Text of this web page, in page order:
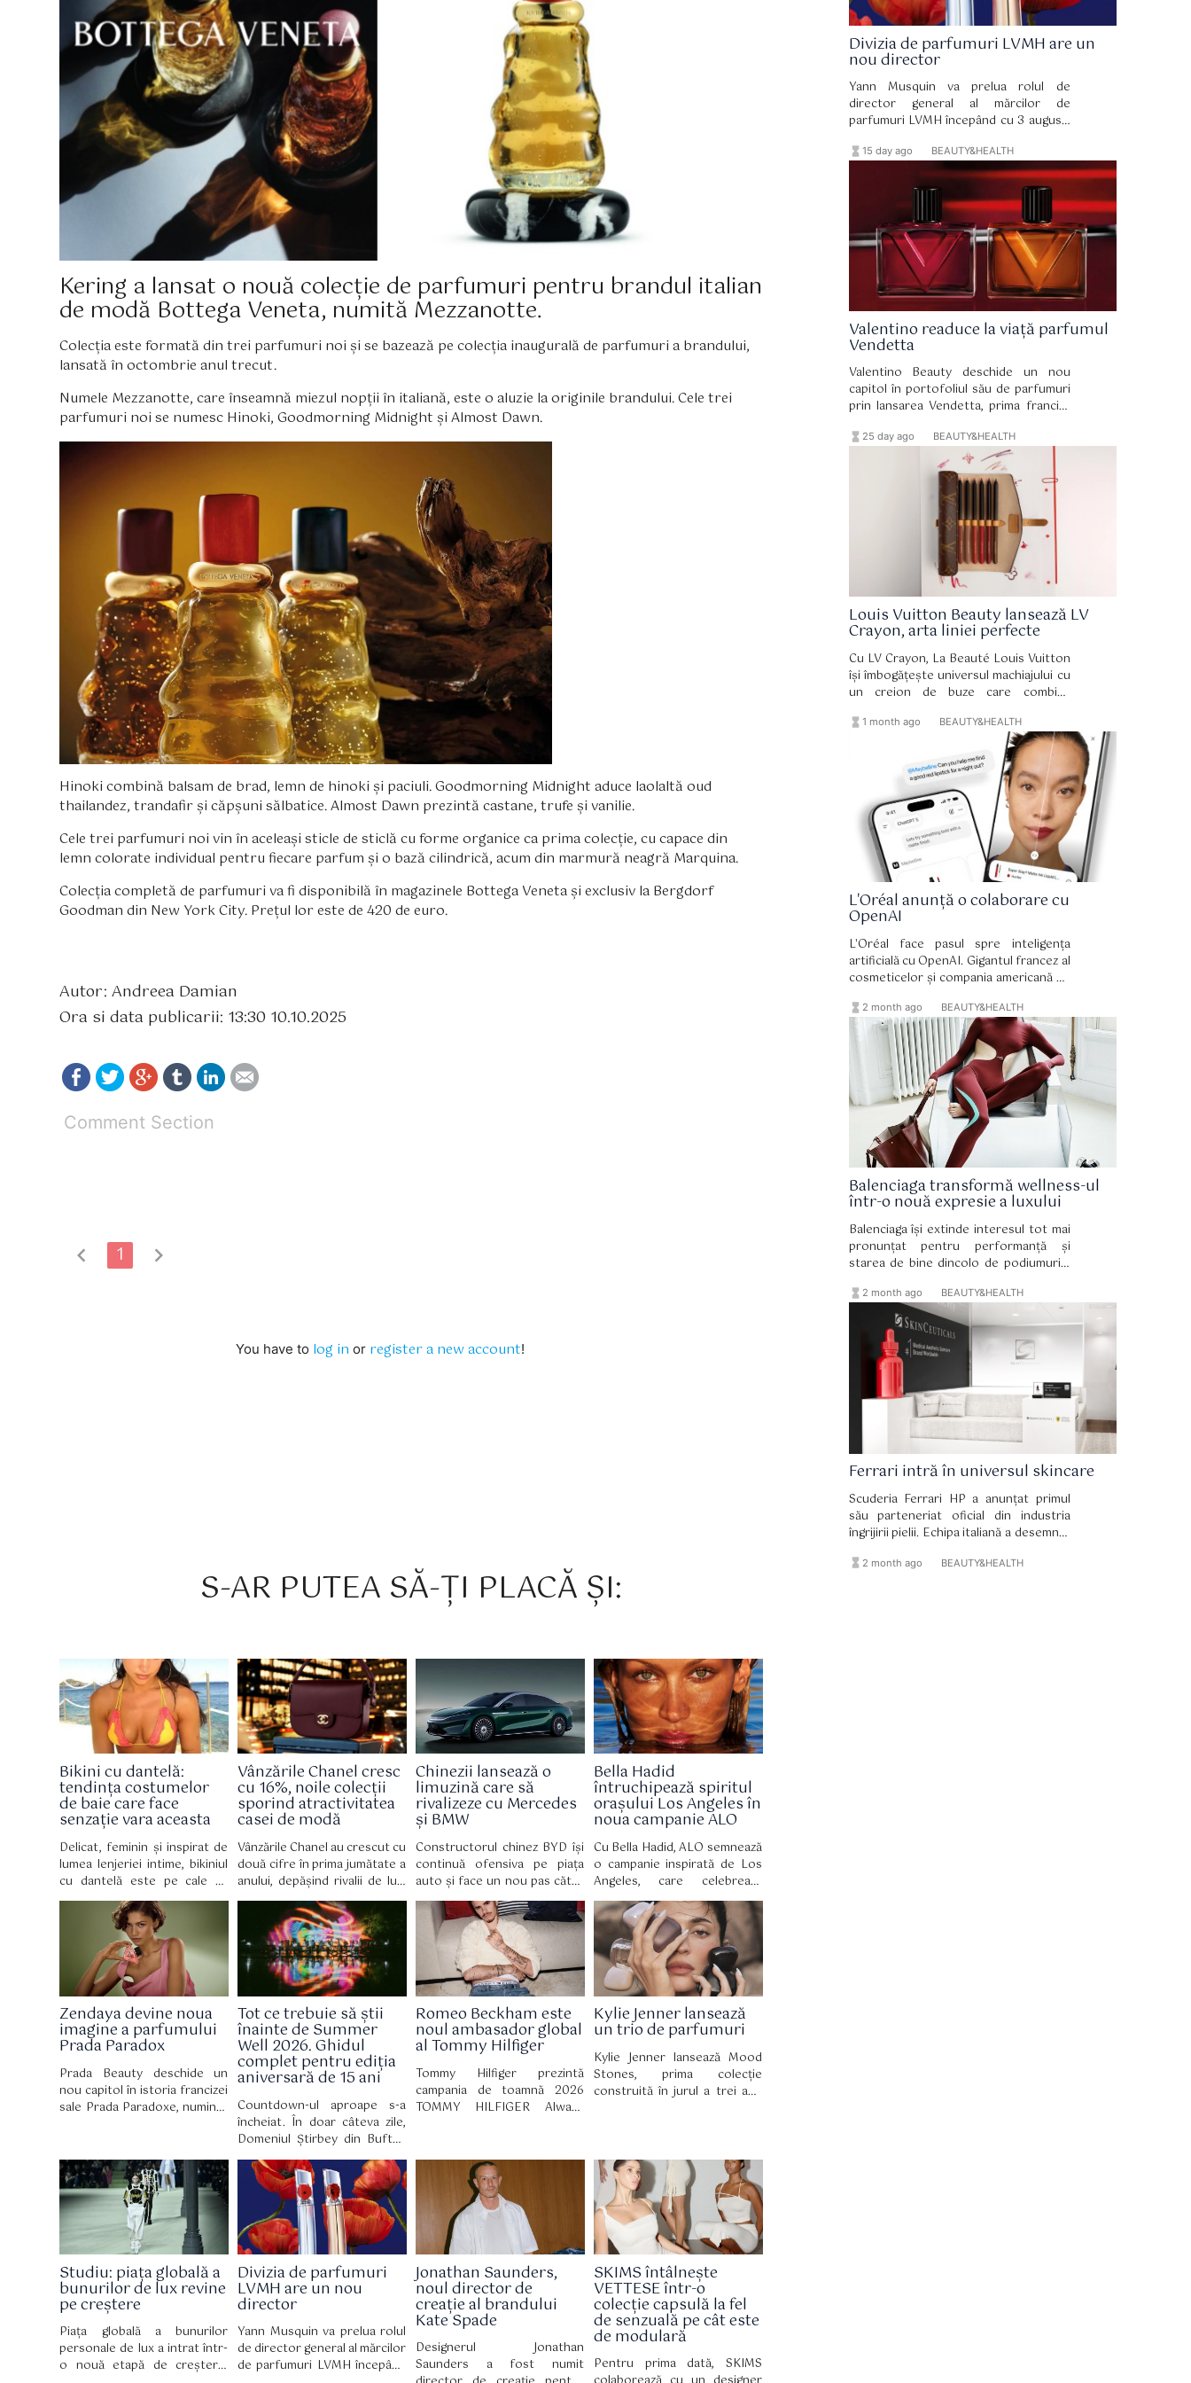
Kering a lansat o nouă colecție de parfumuri pentru brandul italian
de modă Bottega Veneta, numită Mezzanotte.
Colecția este formată din trei parfumuri noi și se bazează pe colecția inaugurală de parfumuri a brandului,
lansată în octombrie anul trecut.
Numele Mezzanotte, care înseamnă miezul nopții în italiană, este o aluzie la originile brandului. Cele trei
parfumuri noi se numesc Hinoki, Goodmorning Midnight și Almost Dawn.
Hinoki combină balsam de brad, lemn de hinoki și paciuli. Goodmorning Midnight aduce laolaltă oud
thailandez, trandafir și căpșuni sălbatice. Almost Dawn prezintă castane, trufe și vanilie.
Cele trei parfumuri noi vin în aceleași sticle de sticlă cu forme organice ca prima colecție, cu capace din
lemn colorate individual pentru fiecare parfum și o bază cilindrică, acum din marmură neagră Marquina.
Colecția completă de parfumuri va fi disponibilă în magazinele Bottega Veneta și exclusiv la Bergdorf
Goodman din New York City. Prețul lor este de 420 de euro.
Autor: Andreea Damian
Ora si data publicarii: 13:30 10.10.2025
Comment Section
chevron_left 1 chevron_right
You have to log in or register a new account!
S-AR PUTEA SĂ-ȚI PLACĂ ȘI:
Bikini cu dantelă:
tendința costumelor
de baie care face
senzație vara aceasta
Delicat, feminin și inspirat de
lumea lenjeriei intime, bikiniul
cu dantelă este pe cale să
devină piesa vestimentară
obligatorie a verii 2026,
reinventând costumul de baie
cu o eleganță retro irezistibilă.
Vânzările Chanel cresc
cu 16%, noile colecții
sporind atractivitatea
casei de modă
Vânzările Chanel au crescut cu
două cifre în prima jumătate a
anului, depășind rivalii de lux,
inclusiv LVMH, deoarece
cumpărătorii bogați au
cheltuit o grămadă de bani pe
noile creații de modă ale
designerului Matthieu Blazy.
Chinezii lansează o
limuzină care să
rivalizeze cu Mercedes
și BMW
Constructorul chinez BYD își
continuă ofensiva pe piața
auto și face un nou pas către
segmentul premium, odată cu
lansarea modelului Da Han, o
limuzină electrică de mari
dimensiuni care țintește
direct rivali consacrați precum
Mercedes S-Class, Mercedes
EQS și BMW Seria 7.
Bella Hadid
întruchipează spiritul
orașului Los Angeles în
noua campanie ALO
Cu Bella Hadid, ALO semnează
o campanie inspirată de Los
Angeles, care celebrează
bunăstarea autentică, bazată
pe echilibru, mișcare și
acceptare de sine.
Zendaya devine noua
imagine a parfumului
Prada Paradox
Prada Beauty deschide un
nou capitol în istoria francizei
sale Prada Paradoxe, numind-
simplu parteneriat, această
colaborare celebrează o
personalitate multifațetată,
perfect aliniată cu lumea casei
de modă italiene, însoțind
totodată lansarea parfumului
Prada Paradoxe Sweet
Chemistry Eau de Parfum, o
nouă creație olfactivă cu o
semnătură fructată și florală.
Tot ce trebuie să știi
înainte de Summer
Well 2026. Ghidul
complet pentru ediția
aniversară de 15 ani
Countdown-ul aproape s-a
încheiat. În doar câteva zile,
Domeniul Știrbey din Buftea
devine din nou locul în care
zeci de mii de oameni vin
pentru trei zile de muzică,
artă, nopți lungi și experiențe
care definesc vara. La 15 ani
de la prima ediție, Summer
Well revine cu un line-up
eclectic și un univers
construit în jurul culturii
contemporane.
Romeo Beckham este
noul ambasador global
al Tommy Hilfiger
Tommy Hilfiger prezintă
campania de toamnă 2026
TOMMY HILFIGER Always
filmată în cadrul hotelului The
Mark, unde stilul newyorkez și
influența culturală se
întâlnesc.
Kylie Jenner lansează
un trio de parfumuri
Kylie Jenner lansează Mood
Stones, prima colecție
construită în jurul a trei ape
Cosmetics, iar din 2 august
este disponibilă și în
magazinele partenerilor..
Studiu: piața globală a
bunurilor de lux revine
pe creștere
Piața globală a bunurilor
personale de lux a intrat într-
o nouă etapă de creștere,
Divizia de parfumuri
LVMH are un nou
director
Yann Musquin va prelua rolul
de director general al mărcilor
de parfumuri LVMH începând
Jonathan Saunders,
noul director de
creație al brandului
Kate Spade
Designerul Jonathan
Saunders a fost numit
SKIMS întâlnește
VETTESE într-o
colecție capsulă la fel
de senzuală pe cât este
de modulară
Pentru prima dată, SKIMS
Divizia de parfumuri LVMH are un
nou director
Yann Musquin va prelua rolul de
director general al mărcilor de
parfumuri LVMH începând cu 3 august.
părăsește grupul după 10 ani la
conducerea diviziei.
hourglass_full 15 day ago BEAUTY&HEALTH
Valentino readuce la viață parfumul
Vendetta
Valentino Beauty deschide un nou
capitol în portofoliul său de parfumuri
prin lansarea Vendetta, prima franciză
casei italiene din ultimii șase ani.
hourglass_full 25 day ago BEAUTY&HEALTH
Louis Vuitton Beauty lansează LV
Crayon, arta liniei perfecte
Cu LV Crayon, La Beauté Louis Vuitton
își îmbogățește universul machiajului cu
un creion de buze care combină
o viziune hotărât luxoasă asupra
hourglass_full 1 month ago BEAUTY&HEALTH
L'Oréal anunță o colaborare cu
OpenAI
L'Oréal face pasul spre inteligența
artificială cu OpenAI. Gigantul francez al
cosmeticelor și compania americană de
la târgul comercial VivaTech, care se
desfășoară la Paris până la sfârșitul
săptămânii.
hourglass_full 2 month ago BEAUTY&HEALTH
Balenciaga transformă wellness-ul
într-o nouă expresie a luxului
Balenciaga își extinde interesul tot mai
pronunțat pentru performanță și
starea de bine dincolo de podiumurile
care poziționează wellness-ul în centrul
universului luxury.
hourglass_full 2 month ago BEAUTY&HEALTH
Ferrari intră în universul skincare
Scuderia Ferrari HP a anunțat primul
său parteneriat oficial din industria
îngrijirii pielii. Echipa italiană a desemnat
skincare într-un acord multianual care
hourglass_full 2 month ago BEAUTY&HEALTH